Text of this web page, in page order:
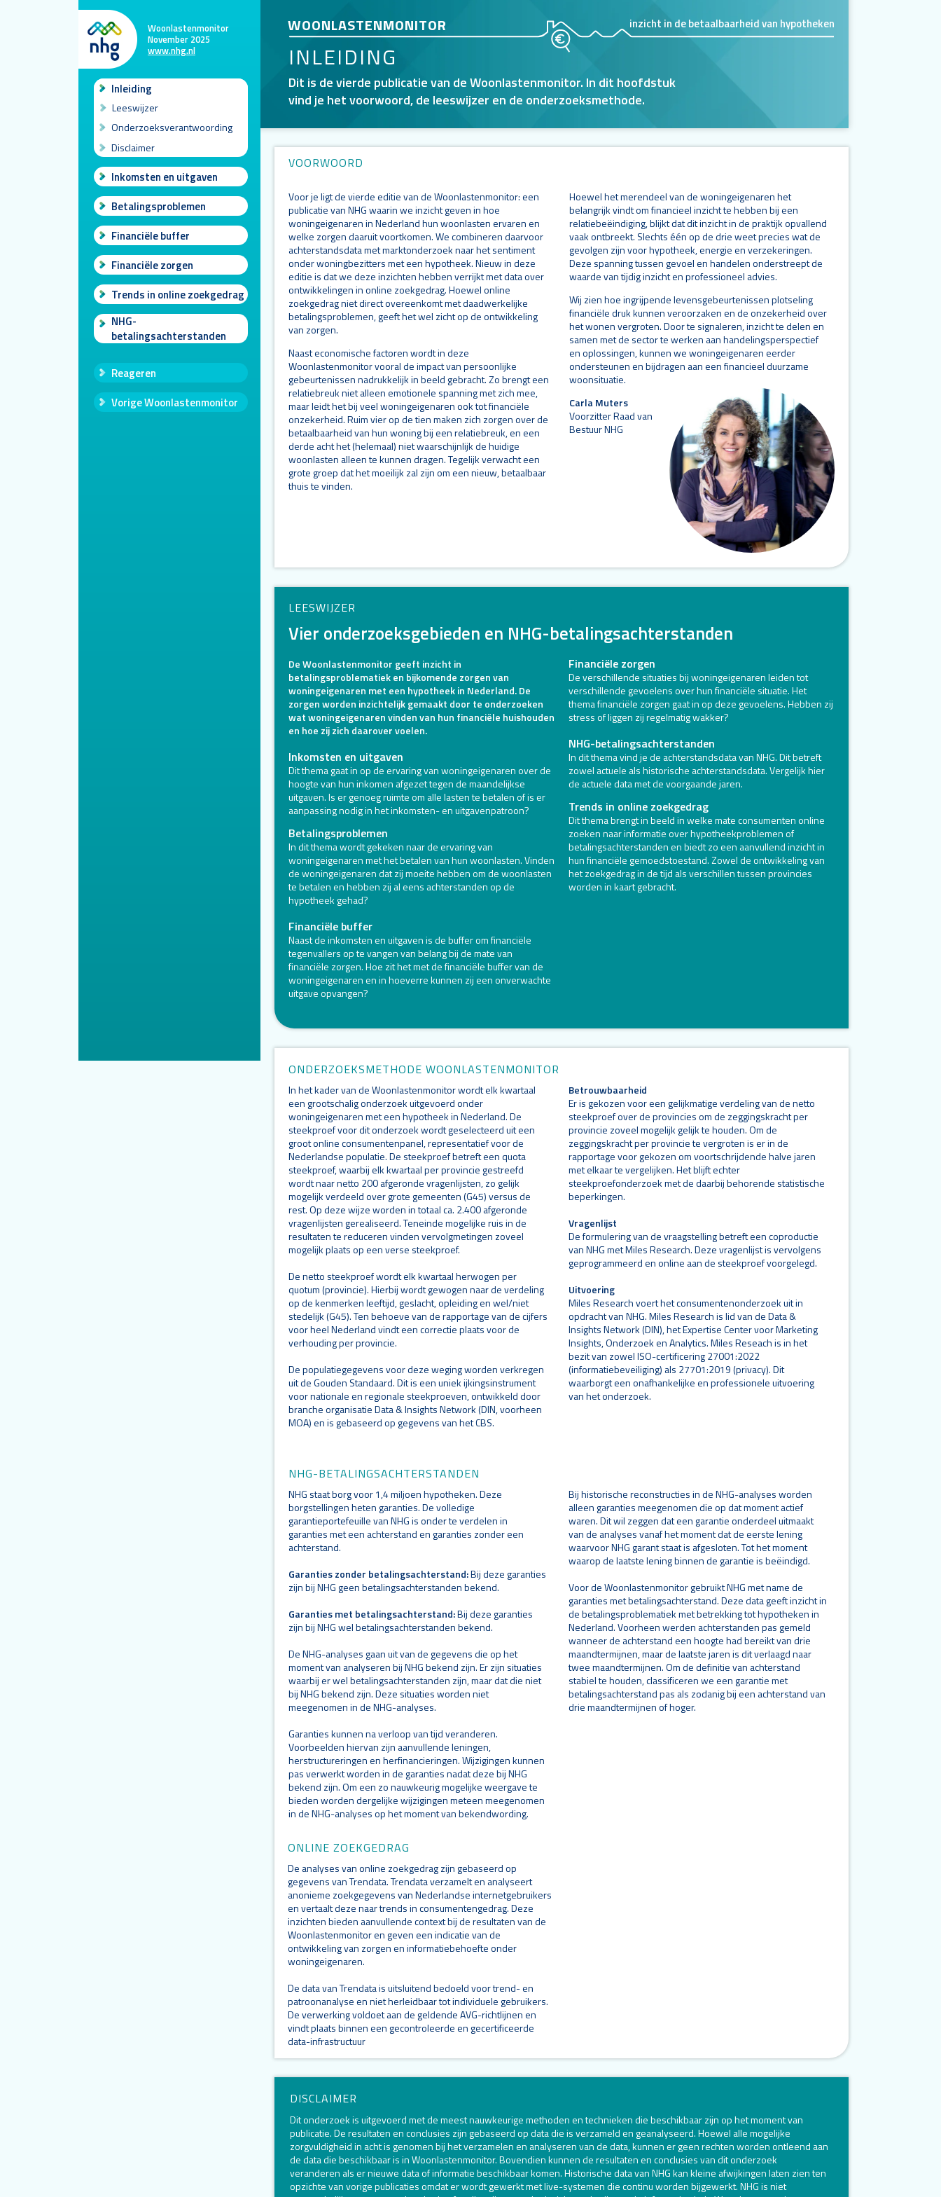
Trends in online zoekgedrag
Inkomsten en uitgaven
Woonlastenmonitor
November 2025
www.nhg.nl
Inleiding
Betalingsproblemen
Financiële buffer
Financiële zorgen
Vorige Woonlastenmonitor
Reageren
NHG-
betalingsachterstanden
Leeswijzer
Disclaimer
Onderzoeksverantwoording
Dit is de vierde publicatie van de Woonlastenmonitor. In dit hoofdstuk
vind je het voorwoord, de leeswijzer en de onderzoeksmethode.
INLEIDING
inzicht in de betaalbaarheid van hypotheken
WOONLASTENMONITOR
Vier onderzoeksgebieden en NHG-achterstandsdata
Vier onderzoeksgebieden en NHG-achterstandsdata
Hoewel het merendeel van de woningeigenaren het
belangrijk vindt om financieel inzicht te hebben bij een
relatiebeëindiging, blijkt dat dit inzicht in de praktijk opvallend
vaak ontbreekt. Slechts één op de drie weet precies wat de
gevolgen zijn voor hypotheek, energie en verzekeringen.
Deze spanning tussen gevoel en handelen onderstreept de
waarde van tijdig inzicht en professioneel advies.
Wij zien hoe ingrijpende levensgebeurtenissen plotseling
financiële druk kunnen veroorzaken en de onzekerheid over
het wonen vergroten. Door te signaleren, inzicht te delen en
samen met de sector te werken aan handelingsperspectief
en oplossingen, kunnen we woningeigenaren eerder
ondersteunen en bijdragen aan een financieel duurzame
woonsituatie.
Carla Muters
Voorzitter Raad van
Bestuur NHG
VOORWOORD
Voor je ligt de vierde editie van de Woonlastenmonitor: een
publicatie van NHG waarin we inzicht geven in hoe
woningeigenaren in Nederland hun woonlasten ervaren en
welke zorgen daaruit voortkomen. We combineren daarvoor
achterstandsdata met marktonderzoek naar het sentiment
onder woningbezitters met een hypotheek. Nieuw in deze
editie is dat we deze inzichten hebben verrijkt met data over
ontwikkelingen in online zoekgedrag. Hoewel online
zoekgedrag niet direct overeenkomt met daadwerkelijke
betalingsproblemen, geeft het wel zicht op de ontwikkeling
van zorgen.
Naast economische factoren wordt in deze
Woonlastenmonitor vooral de impact van persoonlijke
gebeurtenissen nadrukkelijk in beeld gebracht. Zo brengt een
relatiebreuk niet alleen emotionele spanning met zich mee,
maar leidt het bij veel woningeigenaren ook tot financiële
onzekerheid. Ruim vier op de tien maken zich zorgen over de
betaalbaarheid van hun woning bij een relatiebreuk, en een
derde acht het (helemaal) niet waarschijnlijk de huidige
woonlasten alleen te kunnen dragen. Tegelijk verwacht een
grote groep dat het moeilijk zal zijn om een nieuw, betaalbaar
thuis te vinden.
Vier onderzoeksgebieden en NHG-achterstandsdata
Financiële zorgen
De verschillende situaties bij woningeigenaren leiden tot
verschillende gevoelens over hun financiële situatie. Het
thema financiële zorgen gaat in op deze gevoelens. Hebben zij
stress of liggen zij regelmatig wakker?
NHG-betalingsachterstanden
In dit thema vind je de achterstandsdata van NHG. Dit betreft
zowel actuele als historische achterstandsdata. Vergelijk hier
de actuele data met de voorgaande jaren.
Trends in online zoekgedrag
Dit thema brengt in beeld in welke mate consumenten online
zoeken naar informatie over hypotheekproblemen of
betalingsachterstanden en biedt zo een aanvullend inzicht in
hun financiële gemoedstoestand. Zowel de ontwikkeling van
het zoekgedrag in de tijd als verschillen tussen provincies
worden in kaart gebracht.
De Woonlastenmonitor geeft inzicht in
betalingsproblematiek en bijkomende zorgen van
woningeigenaren met een hypotheek in Nederland. De
zorgen worden inzichtelijk gemaakt door te onderzoeken
wat woningeigenaren vinden van hun financiële huishouden
en hoe zij zich daarover voelen.
Inkomsten en uitgaven
Dit thema gaat in op de ervaring van woningeigenaren over de
hoogte van hun inkomen afgezet tegen de maandelijkse
uitgaven. Is er genoeg ruimte om alle lasten te betalen of is er
aanpassing nodig in het inkomsten- en uitgavenpatroon?
Betalingsproblemen
In dit thema wordt gekeken naar de ervaring van
woningeigenaren met het betalen van hun woonlasten. Vinden
de woningeigenaren dat zij moeite hebben om de woonlasten
te betalen en hebben zij al eens achterstanden op de
hypotheek gehad?
Financiële buffer
Naast de inkomsten en uitgaven is de buffer om financiële
tegenvallers op te vangen van belang bij de mate van
financiële zorgen. Hoe zit het met de financiële buffer van de
woningeigenaren en in hoeverre kunnen zij een onverwachte
uitgave opvangen?
Vier onderzoeksgebieden en NHG-betalingsachterstanden
LEESWIJZER
ONLINE ZOEKGEDRAG
De analyses van online zoekgedrag zijn gebaseerd op
gegevens van Trendata. Trendata verzamelt en analyseert
anonieme zoekgegevens van Nederlandse internetgebruikers
en vertaalt deze naar trends in consumentengedrag. Deze
inzichten bieden aanvullende context bij de resultaten van de
Woonlastenmonitor en geven een indicatie van de
ontwikkeling van zorgen en informatiebehoefte onder
woningeigenaren.
De data van Trendata is uitsluitend bedoeld voor trend- en
patroonanalyse en niet herleidbaar tot individuele gebruikers.
De verwerking voldoet aan de geldende AVG-richtlijnen en
vindt plaats binnen een gecontroleerde en gecertificeerde
data-infrastructuur
NHG-BETALINGSACHTERSTANDEN
Bij historische reconstructies in de NHG-analyses worden
alleen garanties meegenomen die op dat moment actief
waren. Dit wil zeggen dat een garantie onderdeel uitmaakt
van de analyses vanaf het moment dat de eerste lening
waarvoor NHG garant staat is afgesloten. Tot het moment
waarop de laatste lening binnen de garantie is beëindigd.
Voor de Woonlastenmonitor gebruikt NHG met name de
garanties met betalingsachterstand. Deze data geeft inzicht in
de betalingsproblematiek met betrekking tot hypotheken in
Nederland. Voorheen werden achterstanden pas gemeld
wanneer de achterstand een hoogte had bereikt van drie
maandtermijnen, maar de laatste jaren is dit verlaagd naar
twee maandtermijnen. Om de definitie van achterstand
stabiel te houden, classificeren we een garantie met
betalingsachterstand pas als zodanig bij een achterstand van
drie maandtermijnen of hoger.
NHG staat borg voor 1,4 miljoen hypotheken. Deze
borgstellingen heten garanties. De volledige
garantieportefeuille van NHG is onder te verdelen in
garanties met een achterstand en garanties zonder een
achterstand.
Garanties zonder betalingsachterstand:Bij deze garanties
zijn bij NHG geen betalingsachterstanden bekend.
Garanties met betalingsachterstand:Bij deze garanties
zijn bij NHG wel betalingsachterstanden bekend.
De NHG-analyses gaan uit van de gegevens die op het
moment van analyseren bij NHG bekend zijn. Er zijn situaties
waarbij er wel betalingsachterstanden zijn, maar dat die niet
bij NHG bekend zijn. Deze situaties worden niet
meegenomen in de NHG-analyses.
Garanties kunnen na verloop van tijd veranderen.
Voorbeelden hiervan zijn aanvullende leningen,
herstructureringen en herfinancieringen. Wijzigingen kunnen
pas verwerkt worden in de garanties nadat deze bij NHG
bekend zijn. Om een zo nauwkeurig mogelijke weergave te
bieden worden dergelijke wijzigingen meteen meegenomen
in de NHG-analyses op het moment van bekendwording.
ONDERZOEKSMETHODE WOONLASTENMONITOR
Betrouwbaarheid
Er is gekozen voor een gelijkmatige verdeling van de netto
steekproef over de provincies om de zeggingskracht per
provincie zoveel mogelijk gelijk te houden. Om de
zeggingskracht per provincie te vergroten is er in de
rapportage voor gekozen om voortschrijdende halve jaren
met elkaar te vergelijken. Het blijft echter
steekproefonderzoek met de daarbij behorende statistische
beperkingen.
Vragenlijst
De formulering van de vraagstelling betreft een coproductie
van NHG met Miles Research. Deze vragenlijst is vervolgens
geprogrammeerd en online aan de steekproef voorgelegd.
Uitvoering
Miles Research voert het consumentenonderzoek uit in
opdracht van NHG. Miles Research is lid van de Data &
Insights Network (DIN), het Expertise Center voor Marketing
Insights, Onderzoek en Analytics. Miles Reseach is in het
bezit van zowel ISO-certificering 27001:2022
(informatiebeveiliging) als 27701:2019 (privacy). Dit
waarborgt een onafhankelijke en professionele uitvoering
van het onderzoek.
In het kader van de Woonlastenmonitor wordt elk kwartaal
een grootschalig onderzoek uitgevoerd onder
woningeigenaren met een hypotheek in Nederland. De
steekproef voor dit onderzoek wordt geselecteerd uit een
groot online consumentenpanel, representatief voor de
Nederlandse populatie. De steekproef betreft een quota
steekproef, waarbij elk kwartaal per provincie gestreefd
wordt naar netto 200 afgeronde vragenlijsten, zo gelijk
mogelijk verdeeld over grote gemeenten (G45) versus de
rest. Op deze wijze worden in totaal ca. 2.400 afgeronde
vragenlijsten gerealiseerd. Teneinde mogelijke ruis in de
resultaten te reduceren vinden vervolgmetingen zoveel
mogelijk plaats op een verse steekproef.
De netto steekproef wordt elk kwartaal herwogen per
quotum (provincie). Hierbij wordt gewogen naar de verdeling
op de kenmerken leeftijd, geslacht, opleiding en wel/niet
stedelijk (G45). Ten behoeve van de rapportage van de cijfers
voor heel Nederland vindt een correctie plaats voor de
verhouding per provincie.
De populatiegegevens voor deze weging worden verkregen
uit de Gouden Standaard. Dit is een uniek ijkingsinstrument
voor nationale en regionale steekproeven, ontwikkeld door
branche organisatie Data & Insights Network (DIN, voorheen
MOA) en is gebaseerd op gegevens van het CBS.
DISCLAIMER
Dit onderzoek is uitgevoerd met de meest nauwkeurige methoden en technieken die beschikbaar zijn op het moment van
publicatie. De resultaten en conclusies zijn gebaseerd op data die is verzameld en geanalyseerd. Hoewel alle mogelijke
zorgvuldigheid in acht is genomen bij het verzamelen en analyseren van de data, kunnen er geen rechten worden ontleend aan
de data die beschikbaar is in Woonlastenmonitor. Bovendien kunnen de resultaten en conclusies van dit onderzoek
veranderen als er nieuwe data of informatie beschikbaar komen. Historische data van NHG kan kleine afwijkingen laten zien ten
opzichte van vorige publicaties omdat er wordt gewerkt met live-systemen die continu worden bijgewerkt. NHG is niet